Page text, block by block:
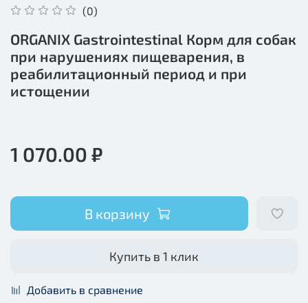
(0)
ORGANIX Gastrointestinal Корм для собак
при нарушениях пищеварения, в
реабилитационный период и при
истощении
1 070.00 ₽
В корзину
Купить в 1 клик
Добавить в сравнение